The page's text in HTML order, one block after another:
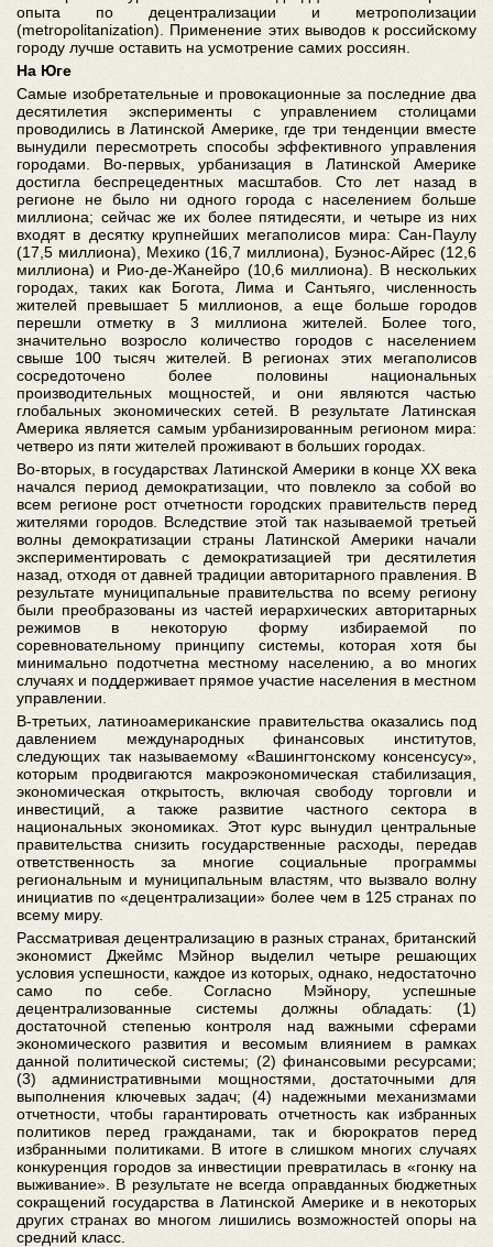
опыта по децентрализации и метрополизации
(metropolitanization). Применение этих выводов к российскому
городу лучше оставить на усмотрение самих россиян.
На Юге
Самые изобретательные и провокационные за последние два
десятилетия эксперименты с управлением столицами
проводились в Латинской Америке, где три тенденции вместе
вынудили пересмотреть способы эффективного управления
городами. Во-первых, урбанизация в Латинской Америке
достигла беспрецедентных масштабов. Сто лет назад в
регионе не было ни одного города с населением больше
миллиона; сейчас же их более пятидесяти, и четыре из них
входят в десятку крупнейших мегаполисов мира: Сан-Паулу
(17,5 миллиона), Мехико (16,7 миллиона), Буэнос-Айрес (12,6
миллиона) и Рио-де-Жанейро (10,6 миллиона). В нескольких
городах, таких как Богота, Лима и Сантьяго, численность
жителей превышает 5 миллионов, а еще больше городов
перешли отметку в 3 миллиона жителей. Более того,
значительно возросло количество городов с населением
свыше 100 тысяч жителей. В регионах этих мегаполисов
сосредоточено более половины национальных
производительных мощностей, и они являются частью
глобальных экономических сетей. В результате Латинская
Америка является самым урбанизированным регионом мира:
четверо из пяти жителей проживают в больших городах.
Во-вторых, в государствах Латинской Америки в конце XX века
начался период демократизации, что повлекло за собой во
всем регионе рост отчетности городских правительств перед
жителями городов. Вследствие этой так называемой третьей
волны демократизации страны Латинской Америки начали
экспериментировать с демократизацией три десятилетия
назад, отходя от давней традиции авторитарного правления. В
результате муниципальные правительства по всему региону
были преобразованы из частей иерархических авторитарных
режимов в некоторую форму избираемой по
соревновательному принципу системы, которая хотя бы
минимально подотчетна местному населению, а во многих
случаях и поддерживает прямое участие населения в местном
управлении.
В-третьих, латиноамериканские правительства оказались под
давлением международных финансовых институтов,
следующих так называемому «Вашингтонскому консенсусу»,
которым продвигаются макроэкономическая стабилизация,
экономическая открытость, включая свободу торговли и
инвестиций, а также развитие частного сектора в
национальных экономиках. Этот курс вынудил центральные
правительства снизить государственные расходы, передав
ответственность за многие социальные программы
региональным и муниципальным властям, что вызвало волну
инициатив по «децентрализации» более чем в 125 странах по
всему миру.
Рассматривая децентрализацию в разных странах, британский
экономист Джеймс Мэйнор выделил четыре решающих
условия успешности, каждое из которых, однако, недостаточно
само по себе. Согласно Мэйнору, успешные
децентрализованные системы должны обладать: (1)
достаточной степенью контроля над важными сферами
экономического развития и весомым влиянием в рамках
данной политической системы; (2) финансовыми ресурсами;
(3) административными мощностями, достаточными для
выполнения ключевых задач; (4) надежными механизмами
отчетности, чтобы гарантировать отчетность как избранных
политиков перед гражданами, так и бюрократов перед
избранными политиками. В итоге в слишком многих случаях
конкуренция городов за инвестиции превратилась в «гонку на
выживание». В результате не всегда оправданных бюджетных
сокращений государства в Латинской Америке и в некоторых
других странах во многом лишились возможностей опоры на
средний класс.